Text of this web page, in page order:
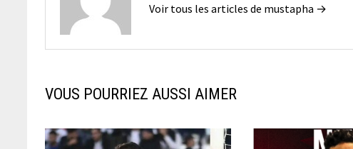
Voir tous les articles de mustapha →
VOUS POURRIEZ AUSSI AIMER